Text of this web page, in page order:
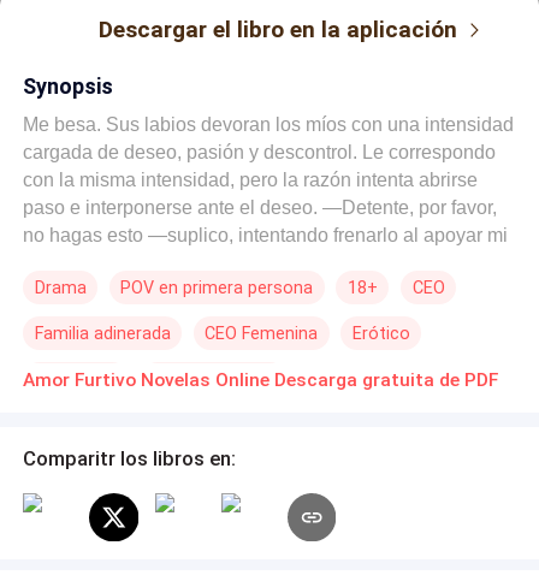
Descargar el libro en la aplicación
Synopsis
Me besa. Sus labios devoran los míos con una intensidad
cargada de deseo, pasión y descontrol. Le correspondo
con la misma intensidad, pero la razón intenta abrirse
paso e interponerse ante el deseo. —Detente, por favor,
no hagas esto —suplico, intentando frenarlo al apoyar mi
tienes la misma audacia de esa noche? Sus palabras me
martilleando con frenesí contra mis costillas. —¿Qué te
entregaste a mí? Lo sé. Fue tu primera vez. Desde
cuñada. —Lo sé. Cúlpame a mí si quieres, pero por más
No después de saber que solo has sido mía. ¿Plan o
casualidad? Soy Ashley Evans, tengo 26 años y, hasta
Drama POV en primera persona 18+ CEO
Familia adinerada CEO Femenina Erótico
Dramático Relación oculta
Amor Furtivo Novelas Online Descarga gratuita de PDF
Comparitr los libros en: